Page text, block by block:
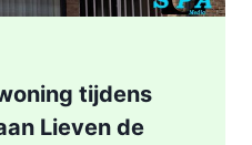
tijdens
Lieven de